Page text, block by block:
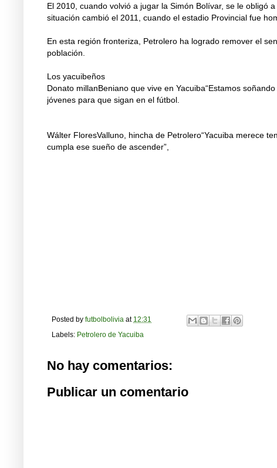
El 2010, cuando volvió a jugar la Simón Bolívar, se le obligó
situación cambió el 2011, cuando el estadio Provincial fue
En esta región fronteriza, Petrolero ha logrado remover el
población.
Los yacuibeños
Donato millanBeniano que vive en Yacuiba“Estamos
jóvenes para que sigan en el fútbol.
Wálter FloresValluno, hincha de Petrolero“Yacuiba merece
cumpla ese sueño de ascender”,
Posted by futbolbolivia at 12:31
Labels: Petrolero de Yacuiba
No hay comentarios:
Publicar un comentario